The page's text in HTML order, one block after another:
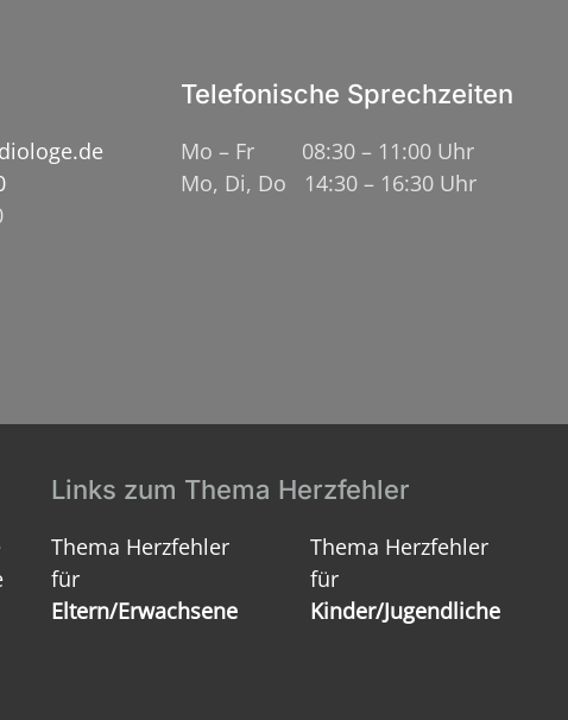
Telefonische Sprechzeiten
Mo – Fr 08:30 – 11:00 Uhr
Mo, Di, Do 14:30 – 16:30 Uhr
Links zum Thema Herzfehler
Thema Herzfehler
für
Eltern/Erwachsene
Thema Herzfehler
für
Kinder/Jugendliche